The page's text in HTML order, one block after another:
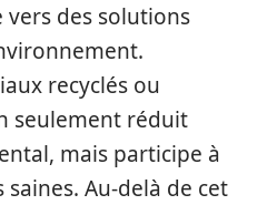
vers des solutions
recyclés ou
seulement réduit
mais participe à
Au-delà de cet